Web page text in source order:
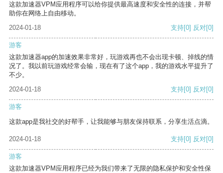
这款加速器VPM应用程序可以给你提供最高速度和安全性的连接，并帮
助你在网络上自由移动。
2024-01-18
支持[0] 反对[0]
游客
这款加速器app的加速效果非常好，玩游戏再也不会出现卡顿、掉线的情
况了。我以前玩游戏经常会输，现在有了这个app，我的游戏水平提升了
不少。
2024-01-18
支持[0] 反对[0]
游客
这款app是我社交的好帮手，让我能够与朋友保持联系，分享生活点滴。
2024-01-18 支持[0] 反对[0]
游客
这款加速器VPM应用程序已经为我们带来了无限的隐私保护和安全性保